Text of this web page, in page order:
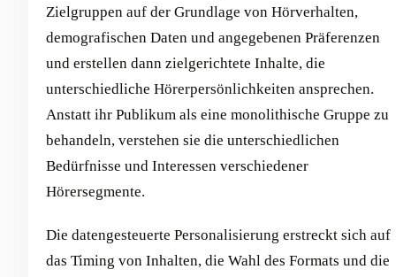
Zielgruppen auf der Grundlage von Hörverhalten,
demografischen Daten und angegebenen Präferenzen
und erstellen dann zielgerichtete Inhalte, die
unterschiedliche Hörerpersönlichkeiten ansprechen.
Anstatt ihr Publikum als eine monolithische Gruppe zu
behandeln, verstehen sie die unterschiedlichen
Bedürfnisse und Interessen verschiedener
Hörersegmente.
Die datengesteuerte Personalisierung erstreckt sich auf
das Timing von Inhalten, die Wahl des Formats und die